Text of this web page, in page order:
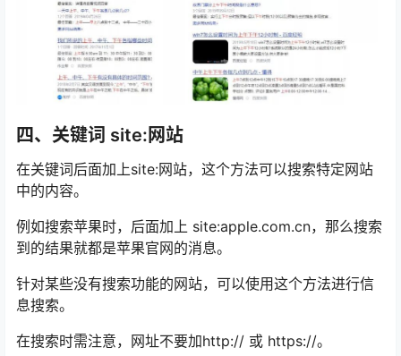
四、关键词 site:网站
在关键词后面加上site:网站，这个方法可以搜索特定网站
中的内容。
例如搜索苹果时，后面加上 site:apple.com.cn，那么搜索
到的结果就都是苹果官网的消息。
针对某些没有搜索功能的网站，可以使用这个方法进行信
息搜索。
在搜索时需注意，网址不要加http:// 或 https://。